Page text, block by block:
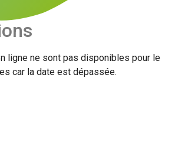
ligne ne sont pas disponibles pour le
car la date est dépassée.